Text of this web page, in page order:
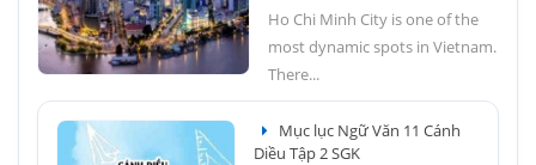
Ho Chi Minh City is one of the
most dynamic spots in Vietnam.
There...
Mục lục Ngữ Văn 11 Cánh
Diều Tập 2 SGK